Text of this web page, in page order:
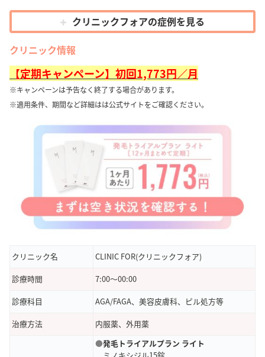
クリニックフォアの症例を見る
クリニック情報
【定期キャンペーン】初回1,773円／月
※キャンペーンは予告なく終了する場合があります。
※適用条件、期間など詳細はは公式サイトをご確認ください。
クリニック名
CLINIC FOR(クリニックフォア)
診療時間
7:00〜00:00
診療科目
AGA/FAGA、美容皮膚科、ピル処方等
治療方法
内服薬、外用薬
●発毛トライアルプラン ライト